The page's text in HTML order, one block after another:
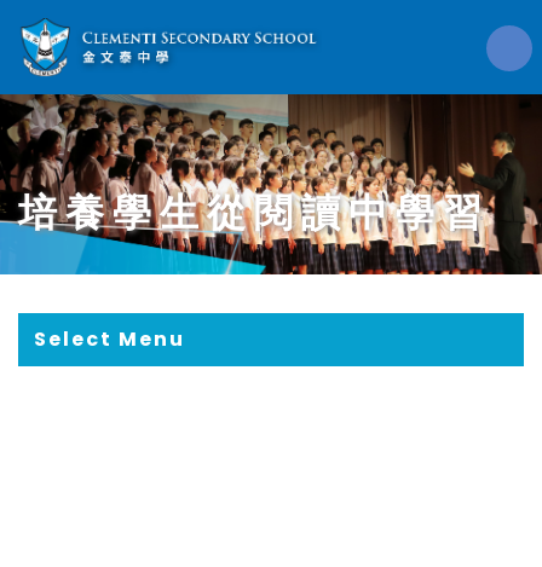
培養學生從閱讀中學習
Select Menu